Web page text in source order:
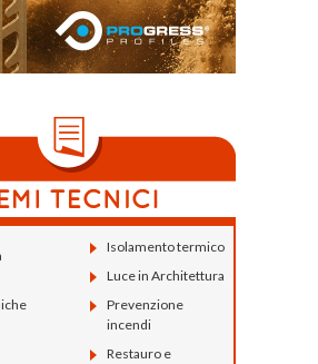
Isolamento termico
Luce in Architettura
Prevenzione
incendi
Restauro e